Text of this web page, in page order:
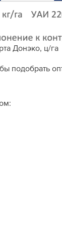
Донэко, ц/га
подобрать